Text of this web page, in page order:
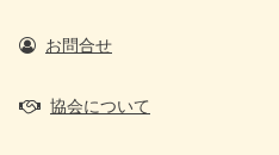
お問合せ
協会について